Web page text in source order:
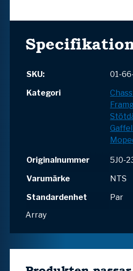
SKU:
01-
Kategori
Originalnummer
5J0-
Varumärke
NTS
Standardenhet
Par
Array